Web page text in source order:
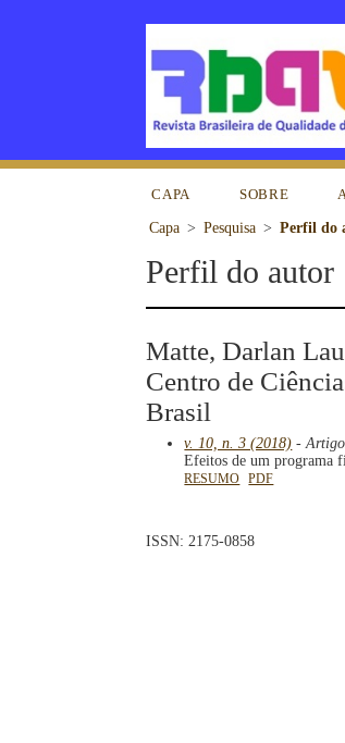
CAPA SOBRE
Capa > Pesquisa > Perfil do
Perfil do autor
Matte, Darlan
Centro de
Brasil
v. 10, n. 3 (2018) -
Efeitos de um programa
RESUMO PDF
ISSN: 2175-0858